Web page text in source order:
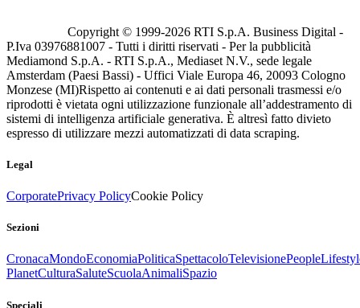
Copyright © 1999-2026 RTI S.p.A. Business Digital -
P.Iva 03976881007 - Tutti i diritti riservati - Per la pubblicità
Mediamond S.p.A. - RTI S.p.A., Mediaset N.V., sede legale
Amsterdam (Paesi Bassi) - Uffici Viale Europa 46, 20093 Cologno
Monzese (MI)Rispetto ai contenuti e ai dati personali trasmessi e/o
riprodotti è vietata ogni utilizzazione funzionale all’addestramento di
sistemi di intelligenza artificiale generativa. È altresì fatto divieto
espresso di utilizzare mezzi automatizzati di data scraping.
Legal
CorporatePrivacy PolicyCookie Policy
Sezioni
CronacaMondoEconomiaPoliticaSpettacoloTelevisionePeople
PlanetCulturaSaluteScuolaAnimaliSpazio
Speciali